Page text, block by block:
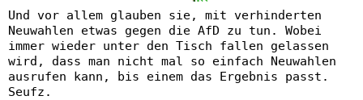
Und vor allem glauben sie, mit verhinderten
Neuwahlen etwas gegen die AfD zu tun. Wobei
immer wieder unter den Tisch fallen gelassen
wird, dass man nicht mal so einfach Neuwahlen
ausrufen kann, bis einem das Ergebnis passt.
Seufz.